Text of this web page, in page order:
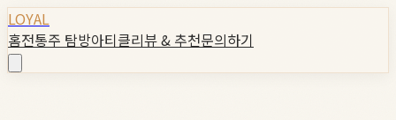
LOYAL
홈전통주 탐방아티클리뷰 & 추천문의하기